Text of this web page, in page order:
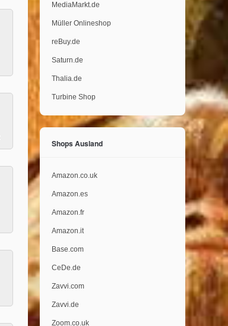
MediaMarkt.de
Müller Onlineshop
reBuy.de
Saturn.de
Thalia.de
Turbine Shop
Shops Ausland
Amazon.co.uk
Amazon.es
Amazon.fr
Amazon.it
Base.com
CeDe.de
Zavvi.com
Zavvi.de
Zoom.co.uk